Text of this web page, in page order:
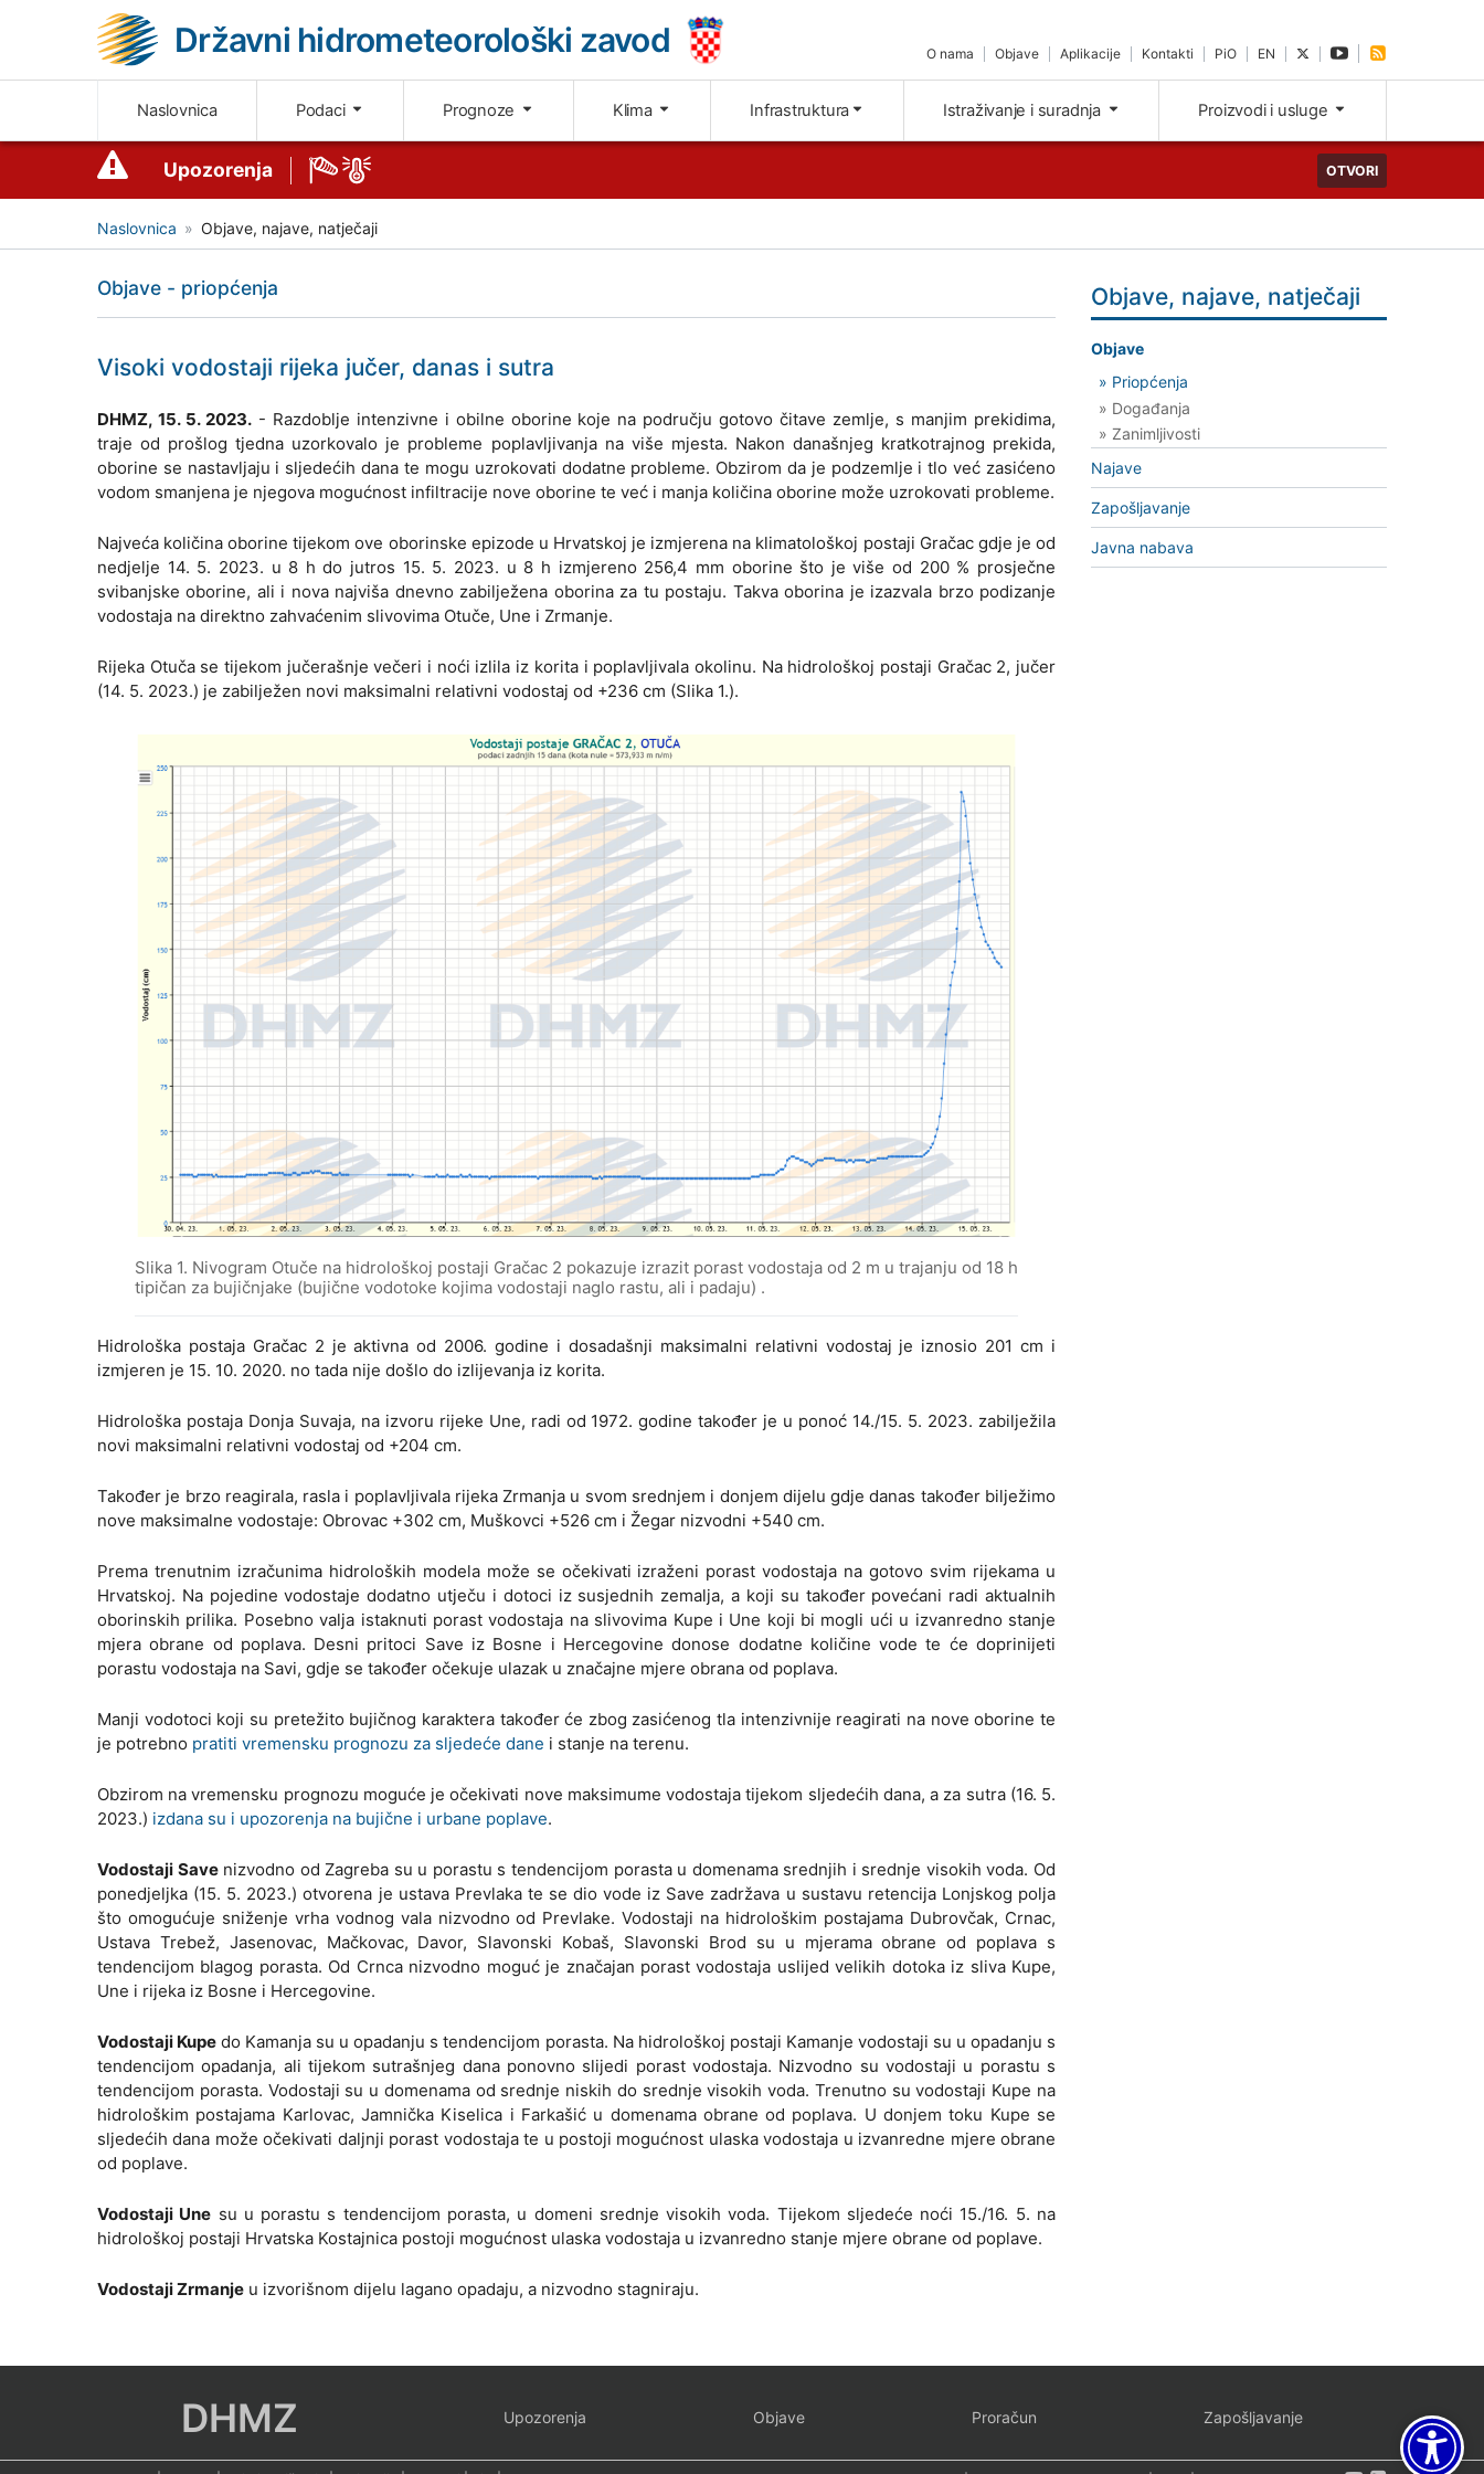
Državni hidrometeorološki zavod O nama Objave Aplikacije Kontakti PiO EN
Naslovnica Podaci Prognoze Klima Infrastruktura Istraživanje i suradnja Proizvodi i usluge
Upozorenja OTVORI
Naslovnica Objave, najave, natječaji
Objave - priopćenja
Visoki vodostaji rijeka jučer, danas i sutra
DHMZ, 15. 5. 2023.- Razdoblje intenzivne i obilne oborine koje na području gotovo čitave zemlje, s manjim prekidima,
traje od prošlog tjedna uzorkovalo je probleme poplavljivanja na više mjesta. Nakon današnjeg kratkotrajnog prekida,
oborine se nastavljaju i sljedećih dana te mogu uzrokovati dodatne probleme. Obzirom da je podzemlje i tlo već zasićeno
vodom smanjena je njegova mogućnost infiltracije nove oborine te već i manja količina oborine može uzrokovati probleme.
Najveća količina oborine tijekom ove oborinske epizode u Hrvatskoj je izmjerena na klimatološkoj postaji Gračac gdje je od
nedjelje 14. 5. 2023. u 8 h do jutros 15. 5. 2023. u 8 h izmjereno 256,4 mm oborine što je više od 200 % prosječne
svibanjske oborine, ali i nova najviša dnevno zabilježena oborina za tu postaju. Takva oborina je izazvala brzo podizanje
vodostaja na direktno zahvaćenim slivovima Otuče, Une i Zrmanje.
Rijeka Otuča se tijekom jučerašnje večeri i noći izlila iz korita i poplavljivala okolinu. Na hidrološkoj postaji Gračac 2, jučer
(14. 5. 2023.) je zabilježen novi maksimalni relativni vodostaj od +236 cm (Slika 1.).
Slika 1. Nivogram Otuče na hidrološkoj postaji Gračac 2 pokazuje izrazit porast vodostaja od 2 m u trajanju od 18 h
tipičan za bujičnjake (bujične vodotoke kojima vodostaji naglo rastu, ali i padaju) .
Hidrološka postaja Gračac 2 je aktivna od 2006. godine i dosadašnji maksimalni relativni vodostaj je iznosio 201 cm i
izmjeren je 15. 10. 2020. no tada nije došlo do izlijevanja iz korita.
Hidrološka postaja Donja Suvaja, na izvoru rijeke Une, radi od 1972. godine također je u ponoć 14./15. 5. 2023. zabilježila
novi maksimalni relativni vodostaj od +204 cm.
Također je brzo reagirala, rasla i poplavljivala rijeka Zrmanja u svom srednjem i donjem dijelu gdje danas također bilježimo
nove maksimalne vodostaje: Obrovac +302 cm, Muškovci +526 cm i Žegar nizvodni +540 cm.
Prema trenutnim izračunima hidroloških modela može se očekivati izraženi porast vodostaja na gotovo svim rijekama u
Hrvatskoj. Na pojedine vodostaje dodatno utječu i dotoci iz susjednih zemalja, a koji su također povećani radi aktualnih
oborinskih prilika. Posebno valja istaknuti porast vodostaja na slivovima Kupe i Une koji bi mogli ući u izvanredno stanje
mjera obrane od poplava. Desni pritoci Save iz Bosne i Hercegovine donose dodatne količine vode te će doprinijeti
porastu vodostaja na Savi, gdje se također očekuje ulazak u značajne mjere obrana od poplava.
Manji vodotoci koji su pretežito bujičnog karaktera također će zbog zasićenog tla intenzivnije reagirati na nove oborine te
je potrebno pratiti vremensku prognozu za sljedeće dane i stanje na terenu.
Obzirom na vremensku prognozu moguće je očekivati nove maksimume vodostaja tijekom sljedećih dana, a za sutra (16. 5.
2023.) izdana su i upozorenja na bujične i urbane poplave.
Vodostaji Savenizvodno od Zagreba su u porastu s tendencijom porasta u domenama srednjih i srednje visokih voda. Od
ponedjeljka (15. 5. 2023.) otvorena je ustava Prevlaka te se dio vode iz Save zadržava u sustavu retencija Lonjskog polja
što omogućuje sniženje vrha vodnog vala nizvodno od Prevlake. Vodostaji na hidrološkim postajama Dubrovčak, Crnac,
Ustava Trebež, Jasenovac, Mačkovac, Davor, Slavonski Kobaš, Slavonski Brod su u mjerama obrane od poplava s
tendencijom blagog porasta. Od Crnca nizvodno moguć je značajan porast vodostaja uslijed velikih dotoka iz sliva Kupe,
Une i rijeka iz Bosne i Hercegovine.
Vodostaji Kupe do Kamanja su u opadanju s tendencijom porasta. Na hidrološkoj postaji Kamanje vodostaji su u opadanju s
tendencijom opadanja, ali tijekom sutrašnjeg dana ponovno slijedi porast vodostaja. Nizvodno su vodostaji u porastu s
tendencijom porasta. Vodostaji su u domenama od srednje niskih do srednje visokih voda. Trenutno su vodostaji Kupe na
hidrološkim postajama Karlovac, Jamnička Kiselica i Farkašić u domenama obrane od poplava. U donjem toku Kupe se
sljedećih dana može očekivati daljnji porast vodostaja te u postoji mogućnost ulaska vodostaja u izvanredne mjere obrane
od poplave.
Vodostaji Une su u porastu s tendencijom porasta, u domeni srednje visokih voda. Tijekom sljedeće noći 15./16. 5. na
hidrološkoj postaji Hrvatska Kostajnica postoji mogućnost ulaska vodostaja u izvanredno stanje mjere obrane od poplave.
Vodostaji Zrmanje u izvorišnom dijelu lagano opadaju, a nizvodno stagniraju.
Objave, najave, natječaji
Objave
» Priopćenja
» Događanja
» Zanimljivosti
Najave
Zapošljavanje
Javna nabava
DHMZ Upozorenja Objave Proračun Zapošljavanje